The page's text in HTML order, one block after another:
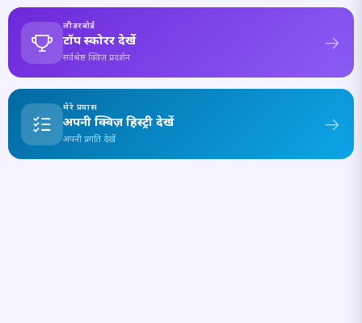
लीडरबोर्ड
टॉप स्कोरर देखें
सर्वश्रेष्ठ क्विज़ प्रदर्शन
मेरे प्रयास
अपनी क्विज़ हिस्ट्री देखें
अपनी प्रगति देखें